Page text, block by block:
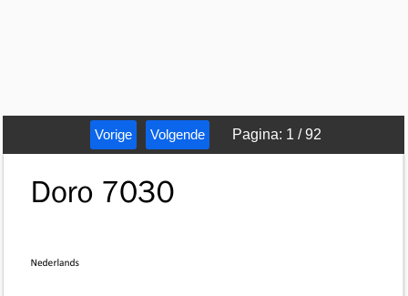
Vorige Volgende Pagina: 1 /92